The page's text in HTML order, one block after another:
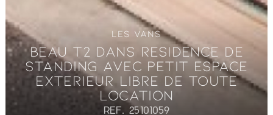
LES VANS
BEAU T2 DANS RESIDENCE DE
STANDING AVEC PETIT ESPACE
EXTERIEUR LIBRE DE TOUTE
LOCATION
REF. 25101059